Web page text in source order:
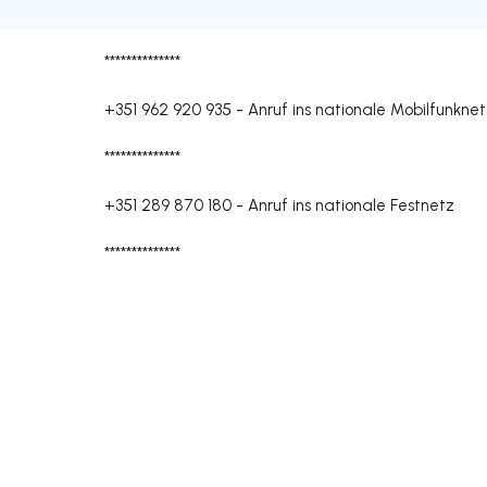
**************
+351 962 920 935 - Anruf ins nationale
**************
+351 289 870 180 - Anruf ins nationale Festnetz
**************